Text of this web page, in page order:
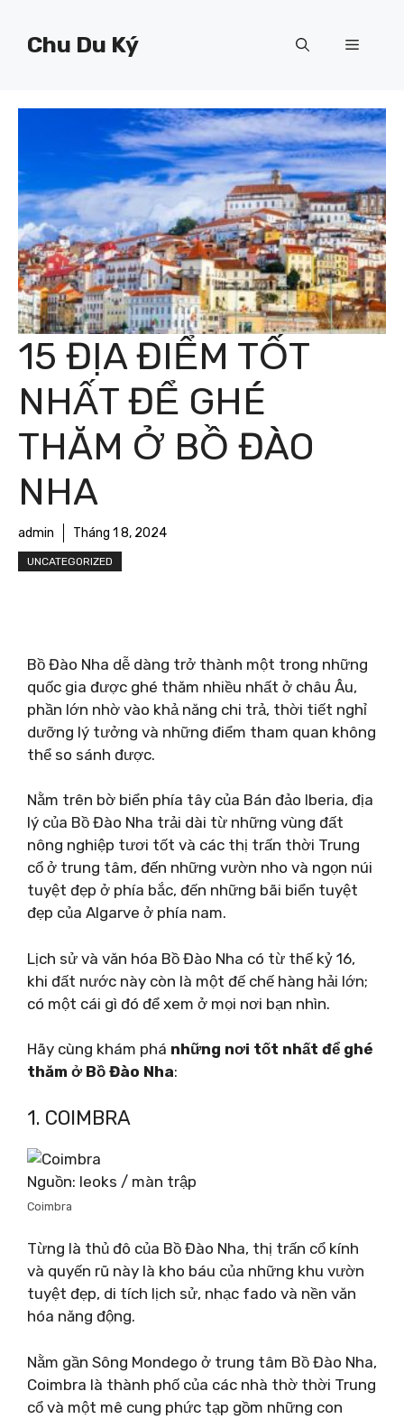
Chu Du Ký Menu
15 ĐỊA ĐIỂM TỐT
NHẤT ĐỂ GHÉ
THĂM Ở BỒ ĐÀO
NHA
admin Tháng 1 8, 2024
UNCATEGORIZED
Bồ Đào Nha dễ dàng trở thành một trong những
quốc gia được ghé thăm nhiều nhất ở châu Âu,
phần lớn nhờ vào khả năng chi trả, thời tiết nghỉ
dưỡng lý tưởng và những điểm tham quan không
thể so sánh được.
Nằm trên bờ biển phía tây của Bán đảo Iberia, địa
lý của Bồ Đào Nha trải dài từ những vùng đất
nông nghiệp tươi tốt và các thị trấn thời Trung
cổ ở trung tâm, đến những vườn nho và ngọn núi
tuyệt đẹp ở phía bắc, đến những bãi biển tuyệt
đẹp của Algarve ở phía nam.
Lịch sử và văn hóa Bồ Đào Nha có từ thế kỷ 16,
khi đất nước này còn là một đế chế hàng hải lớn;
có một cái gì đó để xem ở mọi nơi bạn nhìn.
Hãy cùng khám phá những nơi tốt nhất để ghé
thăm ở Bồ Đào Nha:
1. COIMBRA
Nguồn: leoks / màn trập
Coimbra
Từng là thủ đô của Bồ Đào Nha, thị trấn cổ kính
và quyến rũ này là kho báu của những khu vườn
tuyệt đẹp, di tích lịch sử, nhạc fado và nền văn
hóa năng động.
Nằm gần Sông Mondego ở trung tâm Bồ Đào Nha,
Coimbra là thành phố của các nhà thờ thời Trung
cổ và một mê cung phức tạp gồm những con